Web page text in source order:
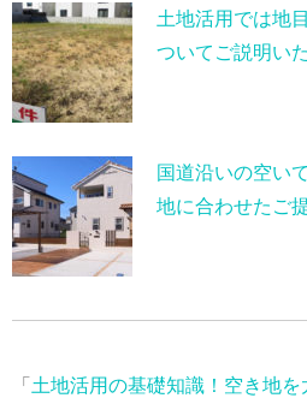
土地活用では地
ついてご説明い
国道沿いの空い
地に合わせたご提
「 土地活用の基礎知識！空き地